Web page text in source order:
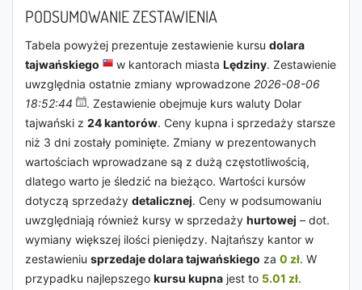
PODSUMOWANIE ZESTAWIENIA
Tabela powyżej prezentuje zestawienie kursu dolara
tajwańskiego
w kantorach miasta Lędziny. Zestawienie
uwzględnia ostatnie zmiany wprowadzone 2026-08-06
18:52:44
. Zestawienie obejmuje kurs waluty Dolar
tajwański z 24 kantorów. Ceny kupna i sprzedaży starsze
niż 3 dni zostały pominięte. Zmiany w prezentowanych
wartościach wprowadzane są z dużą częstotliwością,
dlatego warto je śledzić na bieżąco. Wartości kursów
dotyczą sprzedaży detalicznej. Ceny w podsumowaniu
uwzględniają również kursy w sprzedaży hurtowej – dot.
wymiany większej ilości pieniędzy. Najtańszy kantor w
zestawieniu sprzedaje dolara tajwańskiego za 0 zł. W
przypadku najlepszego kursu kupna jest to 5.01 zł.